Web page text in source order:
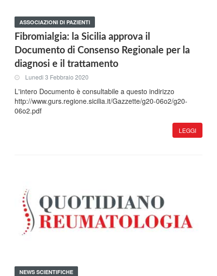
ASSOCIAZIONI DI PAZIENTI
Fibromialgia: la Sicilia approva il
Documento di Consenso Regionale per la
diagnosi e il trattamento
Lunedi 3 Febbraio 2020
L'intero Documento è consultabile a questo indirizzo
http://www.gurs.regione.sicilia.it/Gazzette/g20-06o2/g20-
06o2.pdf
LEGGI
NEWS SCIENTIFICHE